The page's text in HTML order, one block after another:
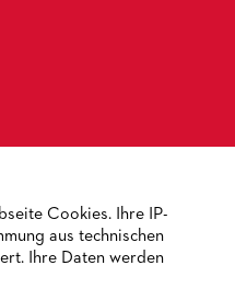
Cookies. Ihre IP-
aus technischen
Ihre Daten werden